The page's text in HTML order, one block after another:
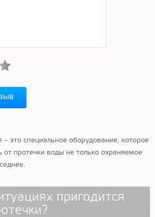
– это специальное оборудование, которое
от протечки воды не только охраняемое
пригодится